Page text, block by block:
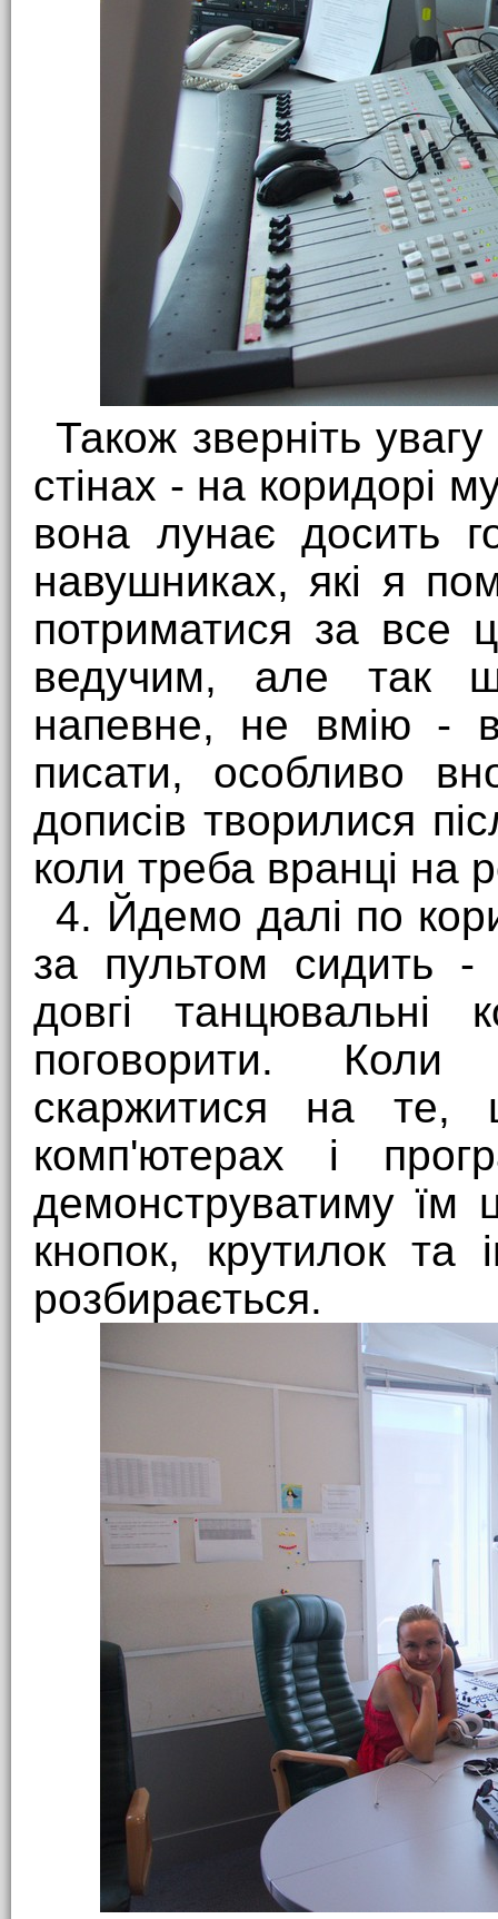
Також зверніть
стінах - на коридорі
вона лунає досить
навушниках, які я
потриматися за все
ведучим, але так
напевне, не вмію -
писати, особливо
дописів творилися
коли треба вранці на
4. Йдемо далі по
за пультом сидить
довгі танцювальні
поговорити.
скаржитися на
комп'ютерах і
демонструватиму їм
кнопок, крутилок та
розбирається.